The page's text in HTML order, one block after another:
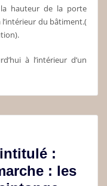
hauteur de la porte
l’intérieur du bâtiment.(
à l’intérieur d’un
:
: les